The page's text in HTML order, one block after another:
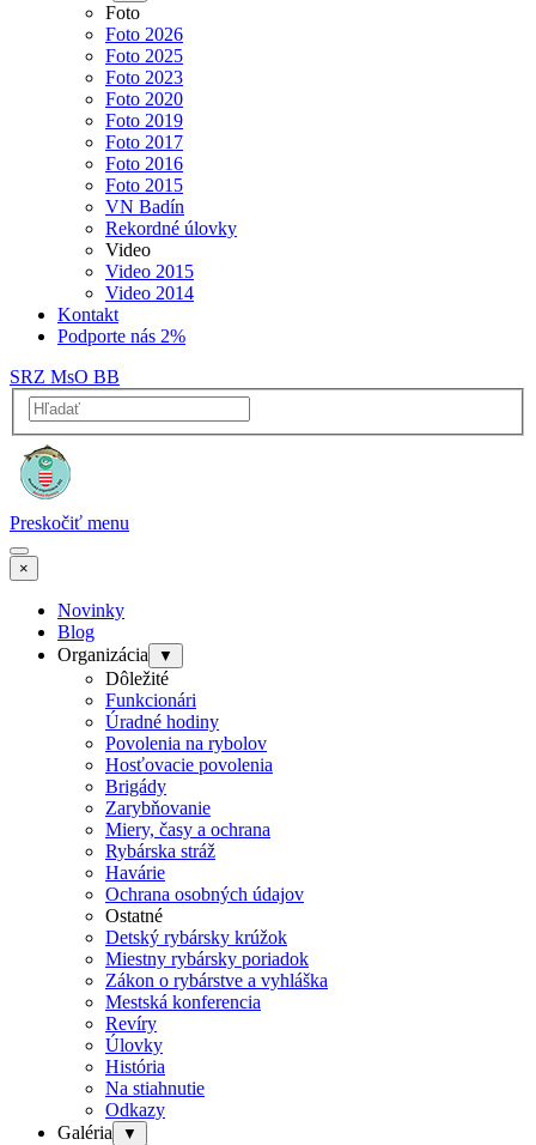
Foto
Foto 2026
Foto 2025
Foto 2023
Foto 2020
Foto 2019
Foto 2017
Foto 2016
Foto 2015
VN Badín
Rekordné úlovky
Video
Video 2015
Video 2014
Kontakt
Podporte nás 2%
SRZ MsO BB
Preskočiť menu
×
Novinky
Blog
Organizácia
▼
Dôležité
Funkcionári
Úradné hodiny
Povolenia na rybolov
Hosťovacie povolenia
Brigády
Zarybňovanie
Miery, časy a ochrana
Rybárska stráž
Havárie
Ochrana osobných údajov
Ostatné
Detský rybársky krúžok
Miestny rybársky poriadok
Zákon o rybárstve a vyhláška
Mestská konferencia
Revíry
Úlovky
História
Na stiahnutie
Odkazy
Galéria
▼